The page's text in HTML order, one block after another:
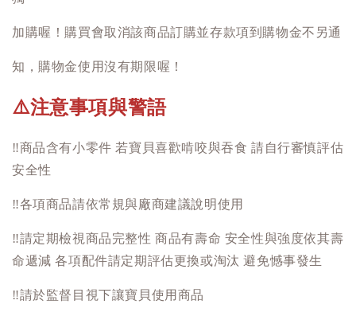
加購喔！購買會取消該商品訂購並存款項到購物金不另通
知，購物金使用沒有期限喔！
⚠️注意事項與警語
‼️商品含有小零件 若寶貝喜歡啃咬與吞食 請自行審慎評估
安全性
‼️各項商品請依常規與廠商建議說明使用
‼️請定期檢視商品完整性 商品有壽命 安全性與強度依其壽
命遞減 各項配件請定期評估更換或淘汰 避免憾事發生
‼️請於監督目視下讓寶貝使用商品